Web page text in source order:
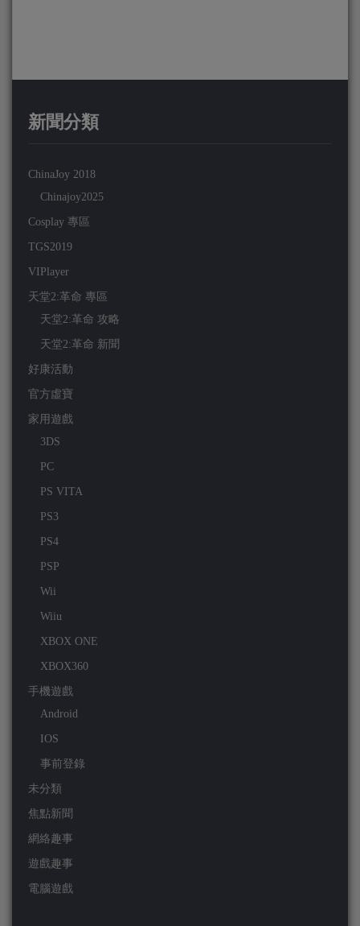
新聞分類
ChinaJoy 2018
Chinajoy2025
Cosplay 專區
TGS2019
VIPlayer
天堂2:革命 專區
天堂2:革命 攻略
天堂2:革命 新聞
好康活動
官方虛寶
家用遊戲
3DS
PC
PS VITA
PS3
PS4
PSP
Wii
Wiiu
XBOX ONE
XBOX360
手機遊戲
Android
IOS
事前登錄
未分類
焦點新聞
網絡趣事
遊戲趣事
電腦遊戲